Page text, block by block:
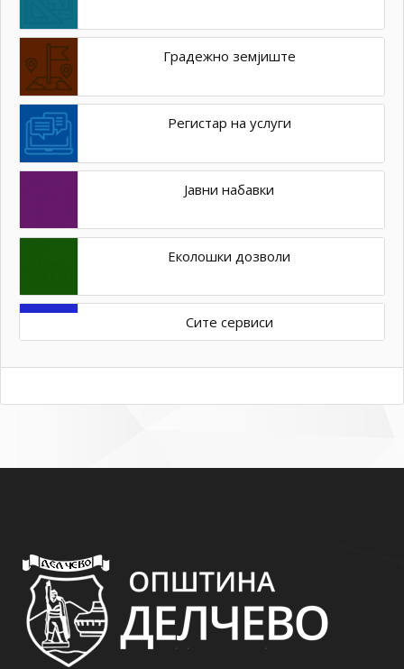
Градежно земјиште
Регистар на услуги
Јавни набавки
Еколошки дозволи
Сите сервиси